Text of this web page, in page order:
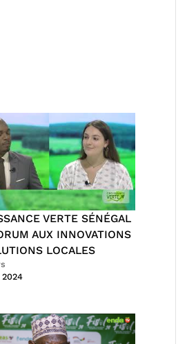
VERTE SÉNÉGAL
AUX INNOVATIONS
LOCALES
2024